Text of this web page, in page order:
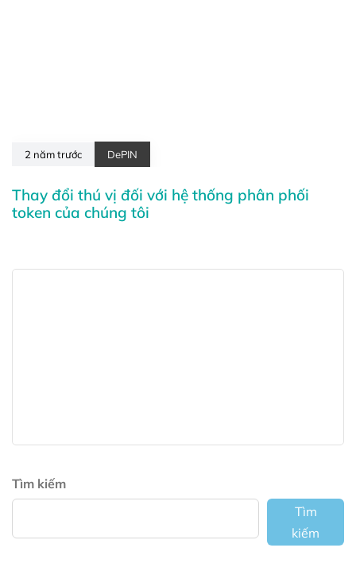
2 năm trước DePIN
Thay đổi thú vị đối với hệ thống phân phối
token của chúng tôi
Tìm kiếm
Tìm
kiếm